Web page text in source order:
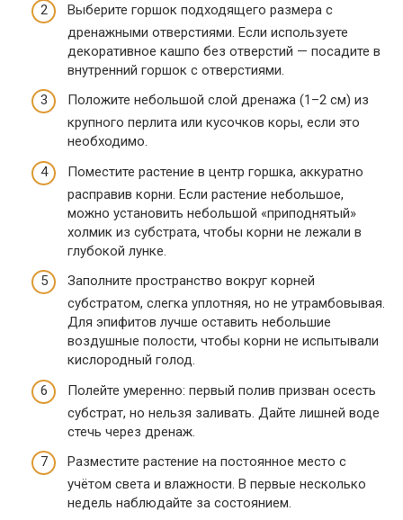
Выберите горшок подходящего размера с
дренажными отверстиями. Если используете
декоративное кашпо без отверстий — посадите в
внутренний горшок с отверстиями.
Положите небольшой слой дренажа (1–2 см) из
крупного перлита или кусочков коры, если это
необходимо.
Поместите растение в центр горшка, аккуратно
расправив корни. Если растение небольшое,
можно установить небольшой «приподнятый»
холмик из субстрата, чтобы корни не лежали в
глубокой лунке.
Заполните пространство вокруг корней
субстратом, слегка уплотняя, но не утрамбовывая.
Для эпифитов лучше оставить небольшие
воздушные полости, чтобы корни не испытывали
кислородный голод.
Полейте умеренно: первый полив призван осесть
субстрат, но нельзя заливать. Дайте лишней воде
стечь через дренаж.
Разместите растение на постоянное место с
учётом света и влажности. В первые несколько
недель наблюдайте за состоянием.